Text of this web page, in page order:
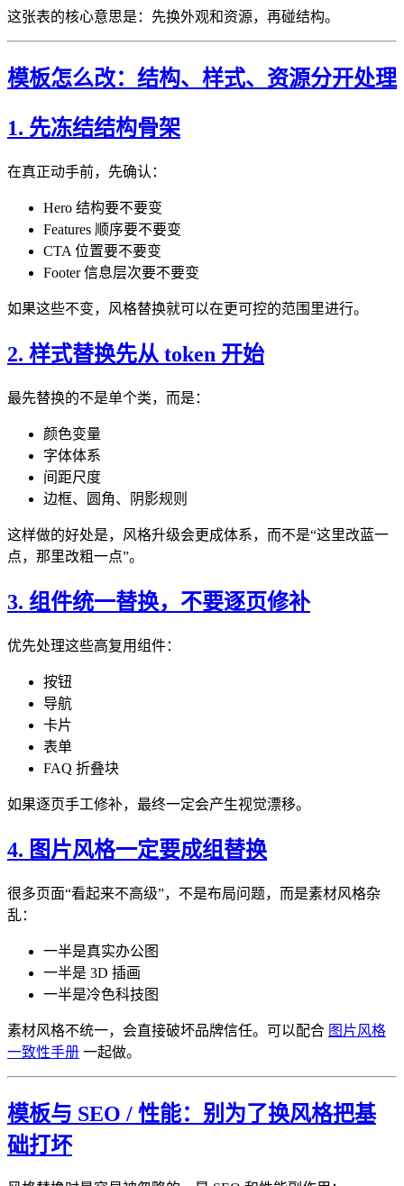
这张表的核心意思是：先换外观和资源，再碰结构。
模板怎么改：结构、样式、资源分开处理
1. 先冻结结构骨架
在真正动手前，先确认：
Hero 结构要不要变
Features 顺序要不要变
CTA 位置要不要变
Footer 信息层次要不要变
如果这些不变，风格替换就可以在更可控的范围里进行。
2. 样式替换先从 token 开始
最先替换的不是单个类，而是：
颜色变量
字体体系
间距尺度
边框、圆角、阴影规则
这样做的好处是，风格升级会更成体系，而不是“这里改蓝一
点，那里改粗一点”。
3. 组件统一替换，不要逐页修补
优先处理这些高复用组件：
按钮
导航
卡片
表单
FAQ 折叠块
如果逐页手工修补，最终一定会产生视觉漂移。
4. 图片风格一定要成组替换
很多页面“看起来不高级”，不是布局问题，而是素材风格杂
乱：
一半是真实办公图
一半是 3D 插画
一半是冷色科技图
素材风格不统一，会直接破坏品牌信任。可以配合 图片风格
一致性手册 一起做。
模板与 SEO / 性能：别为了换风格把基
础打坏